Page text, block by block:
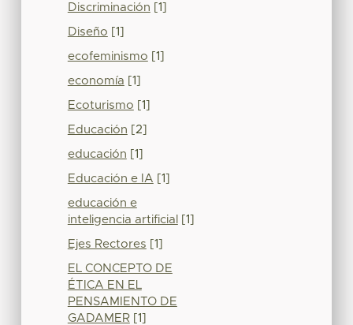
Discriminación [1]
Diseño [1]
ecofeminismo [1]
economía [1]
Ecoturismo [1]
Educación [2]
educación [1]
Educación e IA [1]
educación e
inteligencia artificial
[1]
Ejes Rectores [1]
EL CONCEPTO DE
ÉTICA EN EL
PENSAMIENTO DE
GADAMER[1]